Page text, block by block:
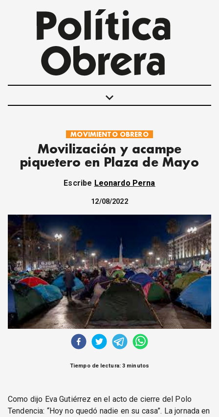
keyboard_arrow_down
POLÍTICAS
INTERNACIONALES
MOVIMIENTO OBRERO
ECONOMÍA
SOCIEDAD Y CULTURA
JUVENTUD
CORREO DE LECTORES
DEBATE
ARCHIVO
DECLARACIONES
OPINIÓN
ALTAMIRA RESPONDE
Política Obrera Revista
CONTACTO
MOVIMIENTO OBRERO
Movilización y acampe
piquetero en Plaza de Mayo
Escribe Leonardo Perna
12/08/2022
Tiempo de lectura: 3 minutos
Como dijo Eva Gutiérrez en el acto de cierre del Polo
Tendencia: “Hoy no quedó nadie en su casa”. La jornada en